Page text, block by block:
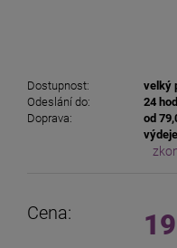
Dostupnost:
velký
Odeslání do:
24
Doprava:
od
výdeje
The price does not
Cena: